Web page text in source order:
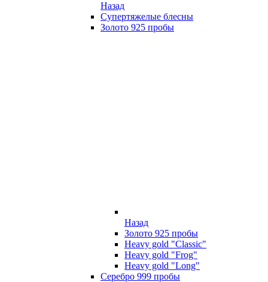
Назад
Супертяжелые блесны
Золото 925 пробы
Назад
Золото 925 пробы
Heavy gold "Classic"
Heavy gold "Frog"
Heavy gold "Long"
Серебро 999 пробы